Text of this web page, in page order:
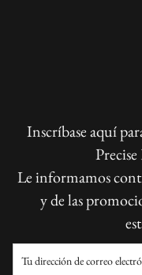
Inscríbase aquí
Le informamos
y de las